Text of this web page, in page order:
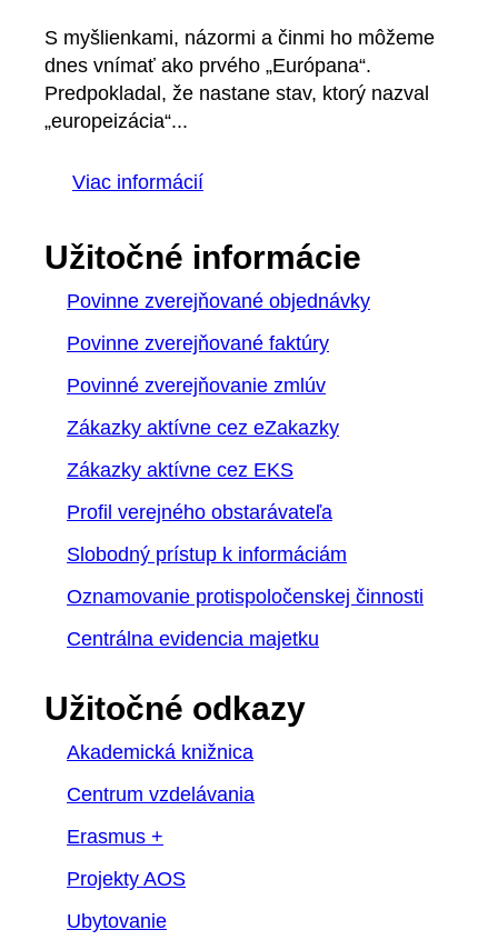
S myšlienkami, názormi a činmi ho môžeme
dnes vnímať ako prvého „Európana“.
Predpokladal, že nastane stav, ktorý nazval
„europeizácia“...
Viac informácií
Užitočné informácie
Povinne zverejňované objednávky
Povinne zverejňované faktúry
Povinné zverejňovanie zmlúv
Zákazky aktívne cez eZakazky
Zákazky aktívne cez EKS
Profil verejného obstarávateľa
Slobodný prístup k informáciám
Oznamovanie protispoločenskej činnosti
Centrálna evidencia majetku
Užitočné odkazy
Akademická knižnica
Centrum vzdelávania
Erasmus +
Projekty AOS
Ubytovanie